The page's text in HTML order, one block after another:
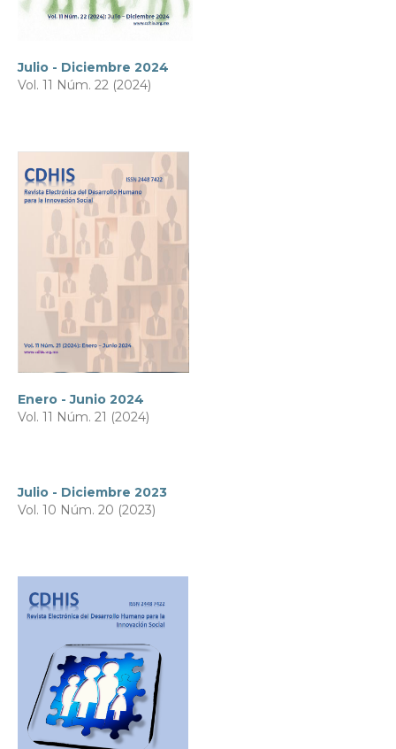
Julio - Diciembre 2024
Vol. 11 Núm. 22 (2024)
Enero - Junio 2024
Vol. 11 Núm. 21 (2024)
Julio - Diciembre 2023
Vol. 10 Núm. 20 (2023)